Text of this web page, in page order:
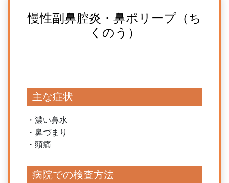
慢性副鼻腔炎・鼻ポリープ（ち
くのう）
主な症状
・濃い鼻水
・鼻づまり
・頭痛
病院での検査方法